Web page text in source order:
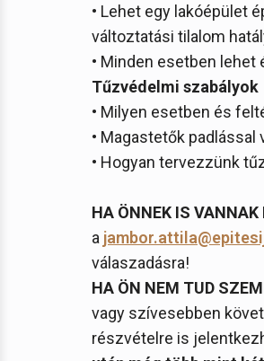
• Lehet egy lakóépület
változtatási tilalom
• Minden esetben
Tűzvédelmi szabályok
• Milyen esetben és
• Magastetők
• Hogyan tervezzünk
HA ÖNNEK IS VANNAK
a
válaszadásra!
HA ÖN NEM TUD
vagy szívesebben
részvételre is